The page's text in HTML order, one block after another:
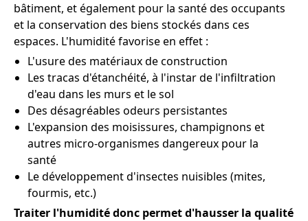
bâtiment, et également pour la santé des occupants
et la conservation des biens stockés dans ces
espaces. L'humidité favorise en effet :
L'usure des matériaux de construction
Les tracas d'étanchéité, à l'instar de l'infiltration
d'eau dans les murs et le sol
Des désagréables odeurs persistantes
L'expansion des moisissures, champignons et
autres micro-organismes dangereux pour la
santé
Le développement d'insectes nuisibles (mites,
fourmis, etc.)
Traiter l'humidité donc permet d'hausser la qualité